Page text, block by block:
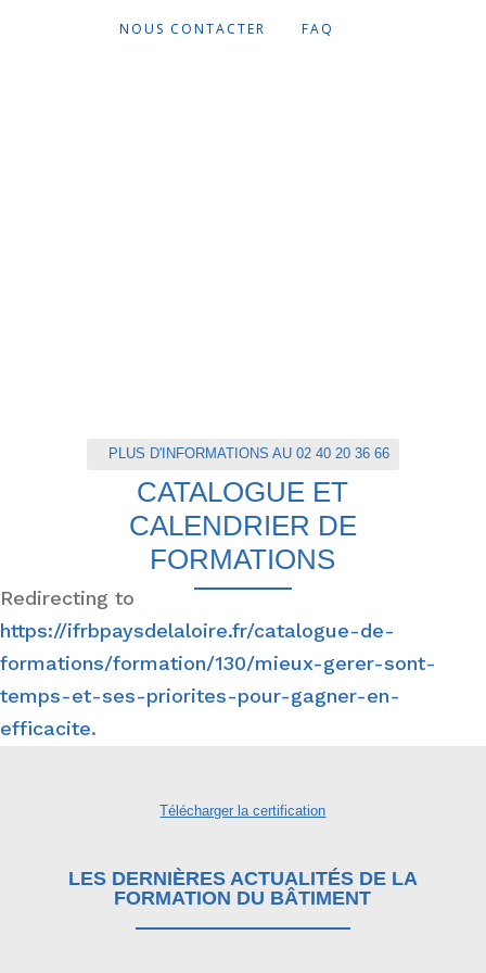
NOUS CONTACTER FAQ
PLUS D'INFORMATIONS AU 02 40 20 36 66
CATALOGUE ET
CALENDRIER DE
FORMATIONS
Redirecting to
https://ifrbpaysdelaloire.fr/catalogue-de-
formations/formation/130/mieux-gerer-sont-
temps-et-ses-priorites-pour-gagner-en-
efficacite.
Télécharger la certification
LES DERNIÈRES ACTUALITÉS DE LA
FORMATION DU BÂTIMENT